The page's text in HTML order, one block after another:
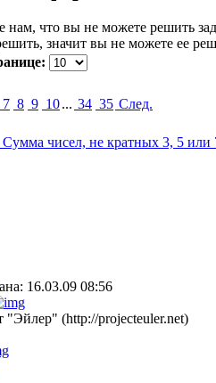
что вы не можете решить
значит вы не можете ее
7 8 9 10... 34 35 Cлед.
чисел, не кратных 3, 5 или
16.03.09 08:56
"Эйлер" (http://projecteuler.net)